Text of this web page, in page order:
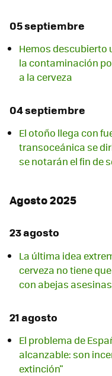
05 septiembre
Hemos descubierto
la contaminación
a la cerveza
04 septiembre
El otoño llega con
transoceánica se
se notarán el fin de
Agosto 2025
23 agosto
La última idea
cerveza no tiene
con abejas asesinas
21 agosto
El problema de
alcanzable: son
extinción"